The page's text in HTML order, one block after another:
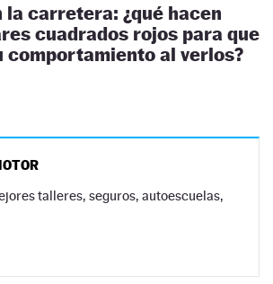
la carretera: ¿qué hacen
cuadrados rojos para que
comportamiento al verlos?
talleres, seguros, autoescuelas,